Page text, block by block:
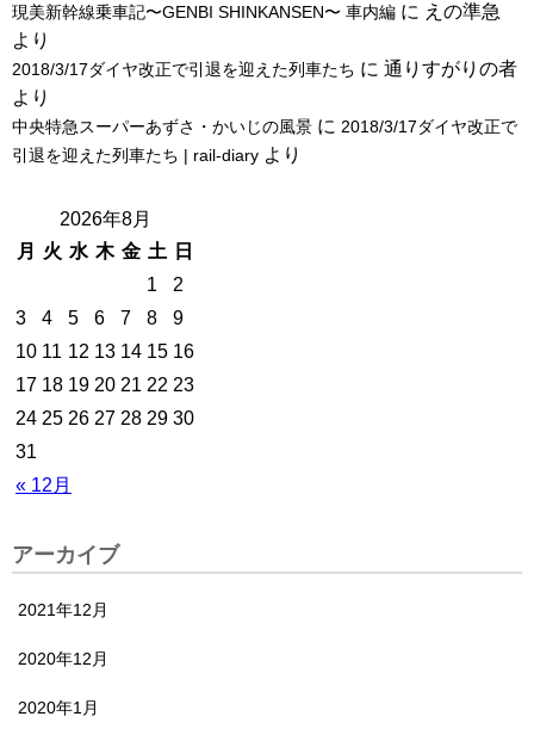
現美新幹線乗車記〜GENBI SHINKANSEN〜 車内編 に えの準急
より
2018/3/17ダイヤ改正で引退を迎えた列車たち に 通りすがりの者
より
中央特急スーパーあずさ・かいじの風景 に 2018/3/17ダイヤ改正で
引退を迎えた列車たち | rail-diary より
2026年8月
月
火 水 木 金 土 日
« 12月
1
2
3
4 5 6 7 8
9
10 11 12 13 14 15 16
17 18 19 20 21 22 23
24 25 26 27 28 29 30
31
アーカイブ
2021年12月
2020年12月
2020年1月